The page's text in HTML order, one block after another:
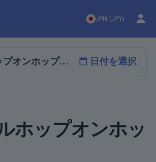
JPN (JPY)
日付を選択
ホップオンホッ